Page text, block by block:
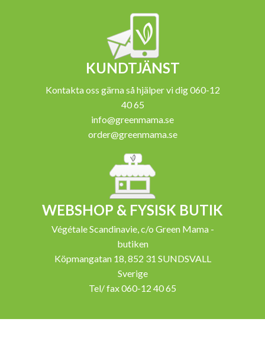
KUNDTJÄNST
Kontakta oss gärna så hjälper vi dig 060-12
40 65
info@greenmama.se
order@greenmama.se
WEBSHOP & FYSISK BUTIK
Végétale Scandinavie, c/o Green Mama -
butiken
Köpmangatan 18, 852 31 SUNDSVALL
Sverige
Tel/ fax 060-12 40 65